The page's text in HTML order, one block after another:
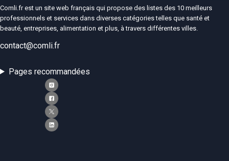
Comli.fr est un site web français qui propose des listes des 10 meilleurs
professionnels et services dans diverses catégories telles que santé et
beauté, entreprises, alimentation et plus, à travers différentes villes.
contact@comli.fr
Pages recommandées
Si vous
refusez ces
cookies,
fonctionnalités
du site Web.
Marketing
En partageant
votre intérêt et